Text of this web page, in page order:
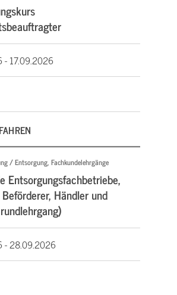
-17.09.2026
/ Entsorgung, Fachkundelehrgänge
Entsorgungsfachbetriebe,
Händler und
-28.09.2026